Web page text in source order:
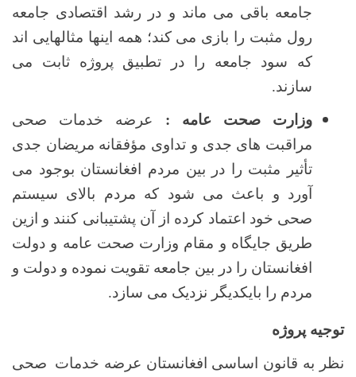
جامعه باقی می ماند و در رشد اقتصادی جامعه
رول مثبت را بازی می کند؛ همه اینها مثالهایی اند
که سود جامعه را در تطبیق پروژه ثابت می
سازند.
وزارت صحت عامه : عرضه خدمات صحی
مراقبت های جدی و تداوی مؤفقانه مریضان جدی
تأثیر مثبت را در بین مردم افغانستان بوجود می
آورد و باعث می شود که مردم بالای سیستم
صحی خود اعتماد کرده از آن پشتیبانی کنند و ازین
طریق جایگاه و مقام وزارت صحت عامه و دولت
افغانستان را در بین جامعه تقویت نموده و دولت و
مردم را بایکدیگر نزدیک می سازد.
توجیه پروژه
نظر به قانون اساسی افغانستان عرضه خدمات صحی